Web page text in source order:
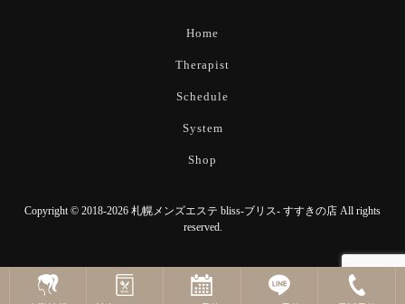
Home
Therapist
Schedule
System
Shop
Copyright © 2018-2026 札幌メンズエステ bliss-ブリス- すすきの店 All rights
reserved.